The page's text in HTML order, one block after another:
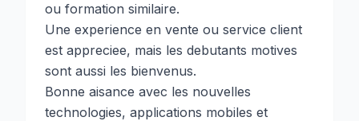
ou formation similaire.
Une experience en vente ou service client
est appreciee, mais les debutants motives
sont aussi les bienvenus.
Bonne aisance avec les nouvelles
technologies, applications mobiles et